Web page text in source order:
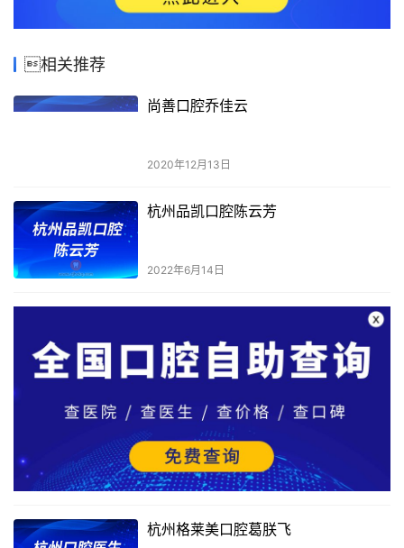
相关推荐
尚善口腔乔佳云
2020年12月13日
杭州品凯口腔陈云芳
2022年6月14日
杭州格莱美口腔葛朕飞